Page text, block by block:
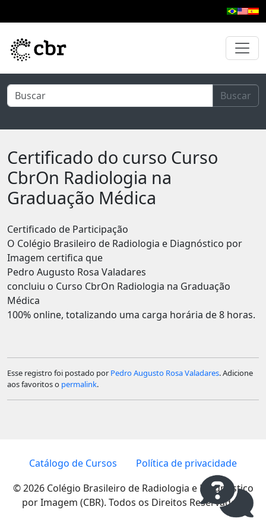
Buscar
Certificado do curso Curso
CbrOn Radiologia na
Graduação Médica
Certificado de Participação
O Colégio Brasileiro de Radiologia e Diagnóstico por
Imagem certifica que
Pedro Augusto Rosa Valadares
concluiu o Curso CbrOn Radiologia na Graduação
Médica
100% online, totalizando uma carga horária de 8 horas.
Esse registro foi postado por Pedro Augusto Rosa Valadares. Adicione
aos favoritos o permalink.
Catálogo de Cursos
Política de privacidade
© 2026 Colégio Brasileiro de Radiologia e Diagnóstico
por Imagem (CBR). Todos os Direitos Reservados.